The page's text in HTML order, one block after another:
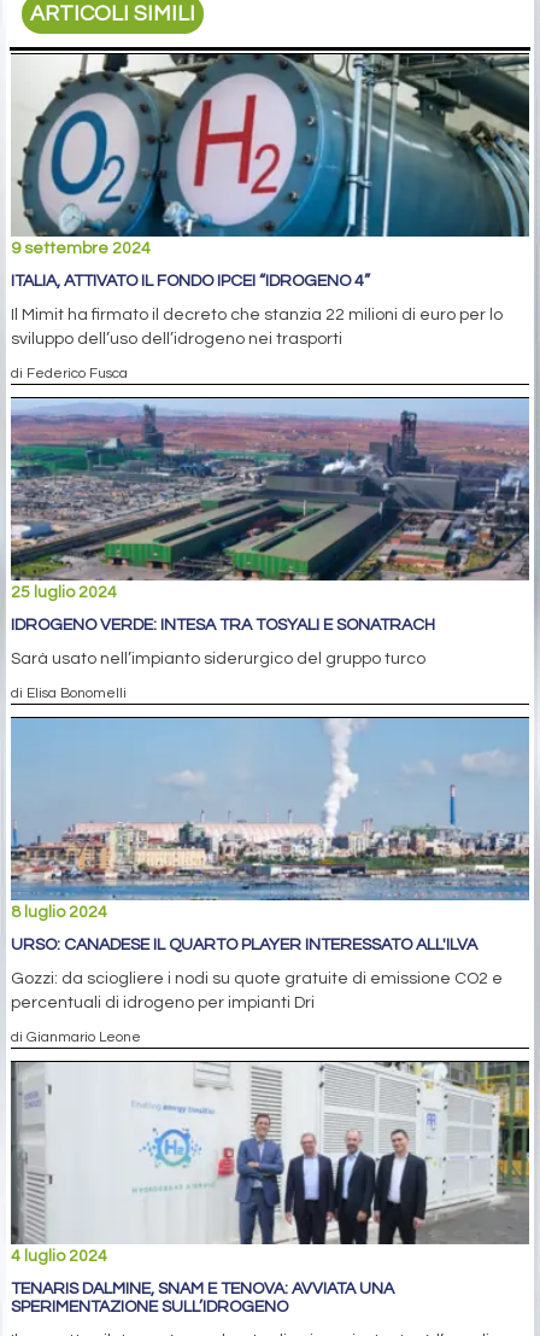
ARTICOLI SIMILI
9 settembre 2024
ITALIA, ATTIVATO IL FONDO IPCEI “IDROGENO 4”
Il Mimit ha firmato il decreto che stanzia 22 milioni di euro per lo
sviluppo dell’uso dell’idrogeno nei trasporti
di Federico Fusca
25 luglio 2024
IDROGENO VERDE: INTESA TRA TOSYALI E SONATRACH
Sarà usato nell’impianto siderurgico del gruppo turco
di Elisa Bonomelli
8 luglio 2024
URSO: CANADESE IL QUARTO PLAYER INTERESSATO ALL'ILVA
Gozzi: da sciogliere i nodi su quote gratuite di emissione CO2 e
percentuali di idrogeno per impianti Dri
di Gianmario Leone
4 luglio 2024
TENARIS DALMINE, SNAM E TENOVA: AVVIATA UNA
SPERIMENTAZIONE SULL’IDROGENO